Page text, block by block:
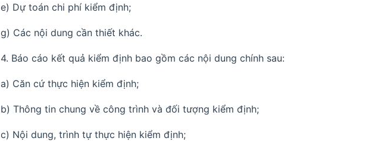
e) Dự toán chi phí kiểm định;
g) Các nội dung cần thiết khác.
4. Báo cáo kết quả kiểm định bao gồm các nội dung chính sau:
a) Căn cứ thực hiện kiểm định;
b) Thông tin chung về công trình và đối tượng kiểm định;
c) Nội dung, trình tự thực hiện kiểm định;